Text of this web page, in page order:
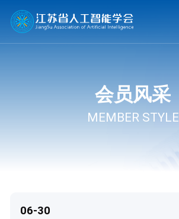
会员风采
MEMBER STYLE
06-30